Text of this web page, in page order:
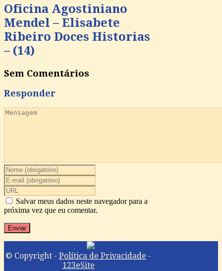
Oficina Agostiniano
Mendel – Elisabete
Ribeiro Doces Historias
– (14)
Sem Comentários
Responder
Salvar meus dados neste navegador para a
próxima vez que eu comentar.
© Copyright - Política de Privacidade -
123eSite